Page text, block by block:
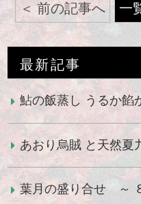
前の記事へ 一
最新記事
鮎の飯蒸し うるか
葉月の盛り合せ ～